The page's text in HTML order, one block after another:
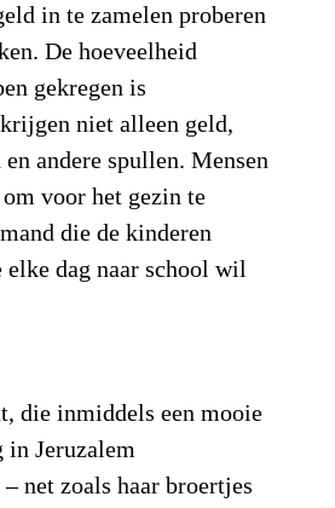
in te zamelen proberen
De hoeveelheid
gekregen is
niet alleen geld,
andere spullen. Mensen
om voor het gezin te
die de kinderen
elke dag naar school wil
die inmiddels een mooie
Jeruzalem
net zoals haar broertjes